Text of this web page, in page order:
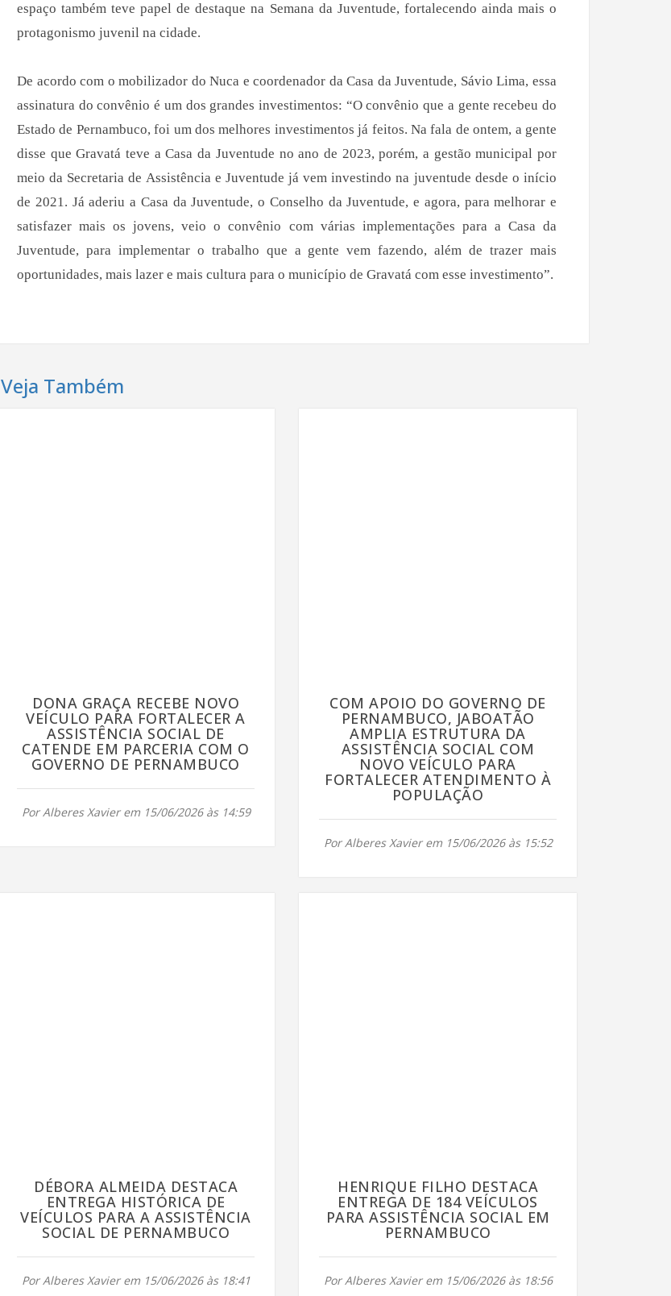
espaço também teve papel de destaque na Semana da Juventude, fortalecendo ainda mais o
protagonismo juvenil na cidade.
De acordo com o mobilizador do Nuca e coordenador da Casa da Juventude, Sávio Lima, essa
assinatura do convênio é um dos grandes investimentos: “O convênio que a gente recebeu do
Estado de Pernambuco, foi um dos melhores investimentos já feitos. Na fala de ontem, a gente
disse que Gravatá teve a Casa da Juventude no ano de 2023, porém, a gestão municipal por
meio da Secretaria de Assistência e Juventude já vem investindo na juventude desde o início
de 2021. Já aderiu a Casa da Juventude, o Conselho da Juventude, e agora, para melhorar e
satisfazer mais os jovens, veio o convênio com várias implementações para a Casa da
Juventude, para implementar o trabalho que a gente vem fazendo, além de trazer mais
oportunidades, mais lazer e mais cultura para o município de Gravatá com esse investimento”.
Veja Também
DONA GRAÇA RECEBE NOVO
VEÍCULO PARA FORTALECER A
ASSISTÊNCIA SOCIAL DE
CATENDE EM PARCERIA COM O
GOVERNO DE PERNAMBUCO
Por Alberes Xavier em 15/06/2026 às 14:59
COM APOIO DO GOVERNO DE
PERNAMBUCO, JABOATÃO
AMPLIA ESTRUTURA DA
ASSISTÊNCIA SOCIAL COM
NOVO VEÍCULO PARA
FORTALECER ATENDIMENTO À
POPULAÇÃO
Por Alberes Xavier em 15/06/2026 às 15:52
DÉBORA ALMEIDA DESTACA
ENTREGA HISTÓRICA DE
VEÍCULOS PARA A ASSISTÊNCIA
SOCIAL DE PERNAMBUCO
Por Alberes Xavier em 15/06/2026 às 18:41
HENRIQUE FILHO DESTACA
ENTREGA DE 184 VEÍCULOS
PARA ASSISTÊNCIA SOCIAL EM
PERNAMBUCO
Por Alberes Xavier em 15/06/2026 às 18:56